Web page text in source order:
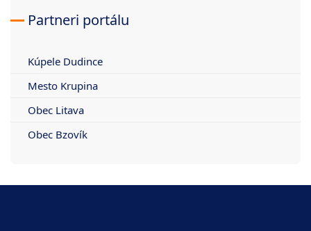
Partneri portálu
Kúpele Dudince
Mesto Krupina
Obec Litava
Obec Bzovík